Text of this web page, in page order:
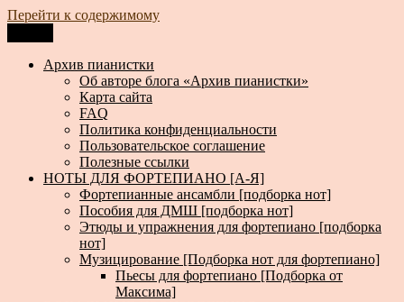
Перейти к содержимому
Архив пианистки
Всё для пианистов: ноты, книги, музыка, статьи…
Архив пианистки
Об авторе блога «Архив пианистки»
Карта сайта
FAQ
Политика конфиденциальности
Пользовательское соглашение
Полезные ссылки
НОТЫ ДЛЯ ФОРТЕПИАНО [А-Я]
Фортепианные ансамбли [подборка нот]
Пособия для ДМШ [подборка нот]
Этюды и упражнения для фортепиано [подборка
нот]
Музицирование [Подборка нот для фортепиано]
Пьесы для фортепиано [Подборка от
Максима]